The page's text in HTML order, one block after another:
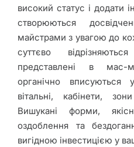
високий статус і додати
створюються
майстрами з увагою до
суттєво
представлені в мас-
органічно
вітальні, кабінети,
Вишукані форми,
оздоблення та
вигідною інвестицією у